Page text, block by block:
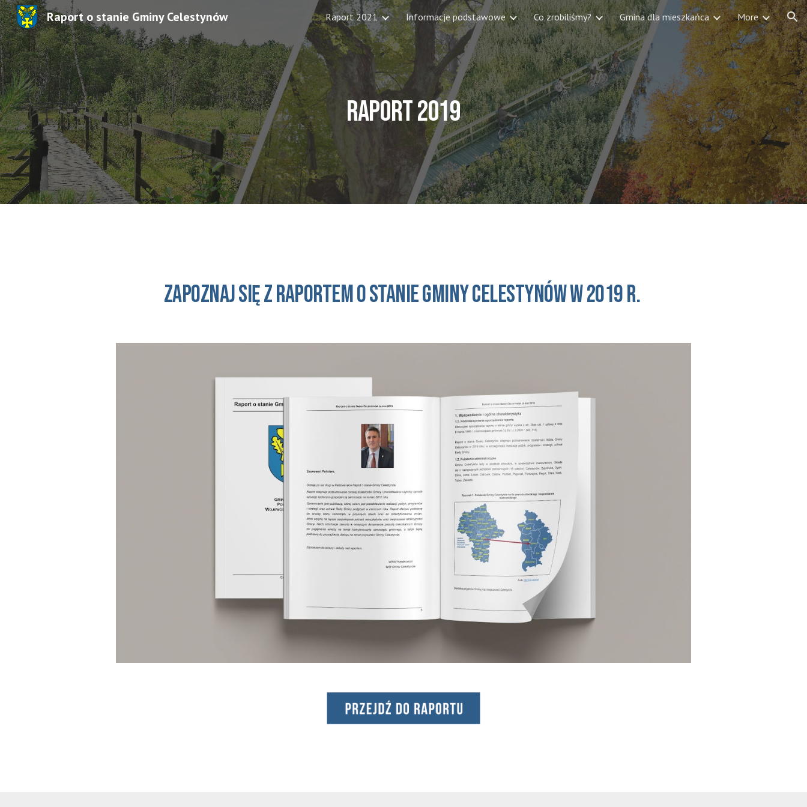
Skip to main content Skip to navigation
Raport o stanie Gminy Celestynów Raport 2021 Informacje podstawowe Co zrobiliśmy? Gmina dla mieszkańca More
Raport 2019
Zapoznaj się z raportem o STANIE GMINY celestynów w 2019 r.